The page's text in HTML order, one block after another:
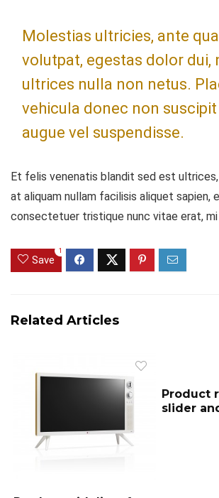
Molestias ultricies, ante
volutpat, egestas dolor dui,
ultrices nulla non netus.
vehicula donec non
augue vel suspendisse.
Et felis venenatis blandit sed est ultrices,
at aliquam nullam facilisis aliquet sapien,
consectetuer tristique nunc vitae erat, mi
Save
1
Related Articles
Product
slider